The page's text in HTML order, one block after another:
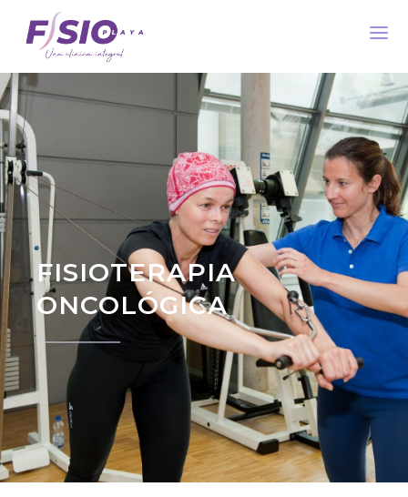
FISIOTERAPIA
ONCOLÓGICA